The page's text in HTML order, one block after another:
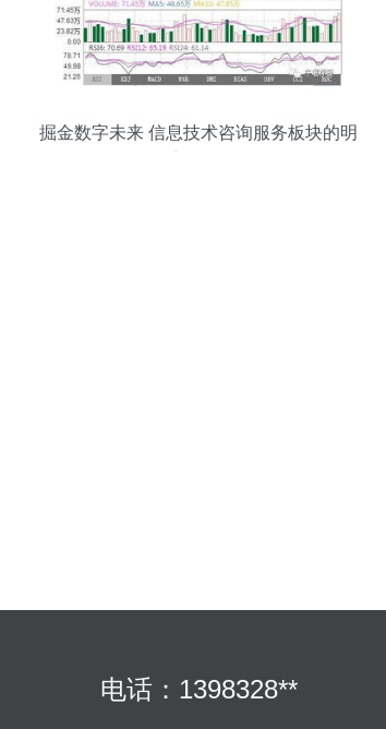
掘金数字未来 信息技术咨询服务板块的明
电话：1398328**